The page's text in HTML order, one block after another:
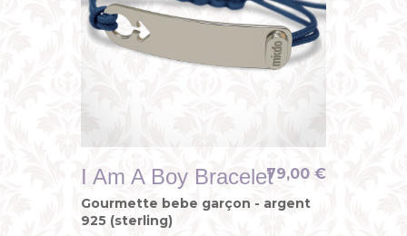
I Am A Boy Bracelet
Gourmette bebe garçon - argent
925 (sterling)
79,00 €